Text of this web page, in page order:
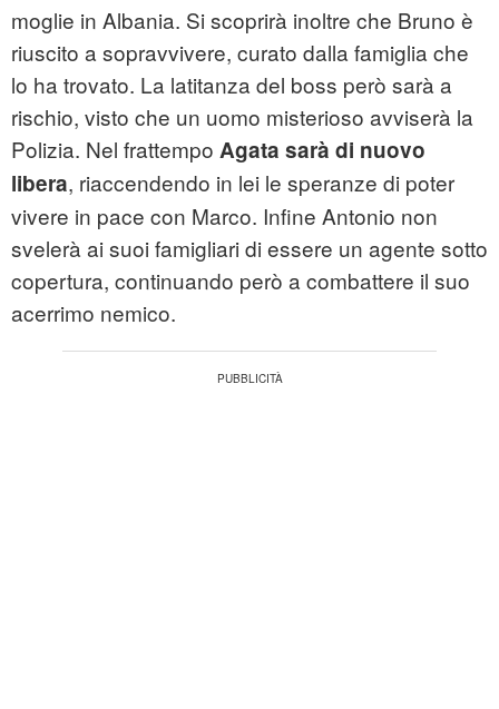
moglie in Albania. Si scoprirà inoltre che Bruno è
riuscito a sopravvivere, curato dalla famiglia che
lo ha trovato. La latitanza del boss però sarà a
rischio, visto che un uomo misterioso avviserà la
Polizia. Nel frattempo Agata sarà di nuovo
libera, riaccendendo in lei le speranze di poter
vivere in pace con Marco. Infine Antonio non
svelerà ai suoi famigliari di essere un agente sotto
copertura, continuando però a combattere il suo
acerrimo nemico.